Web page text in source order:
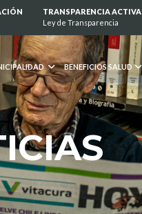
TRANSPARENCIA ACTIVA
Ley de Transparencia
BENEFICIOS SALUD